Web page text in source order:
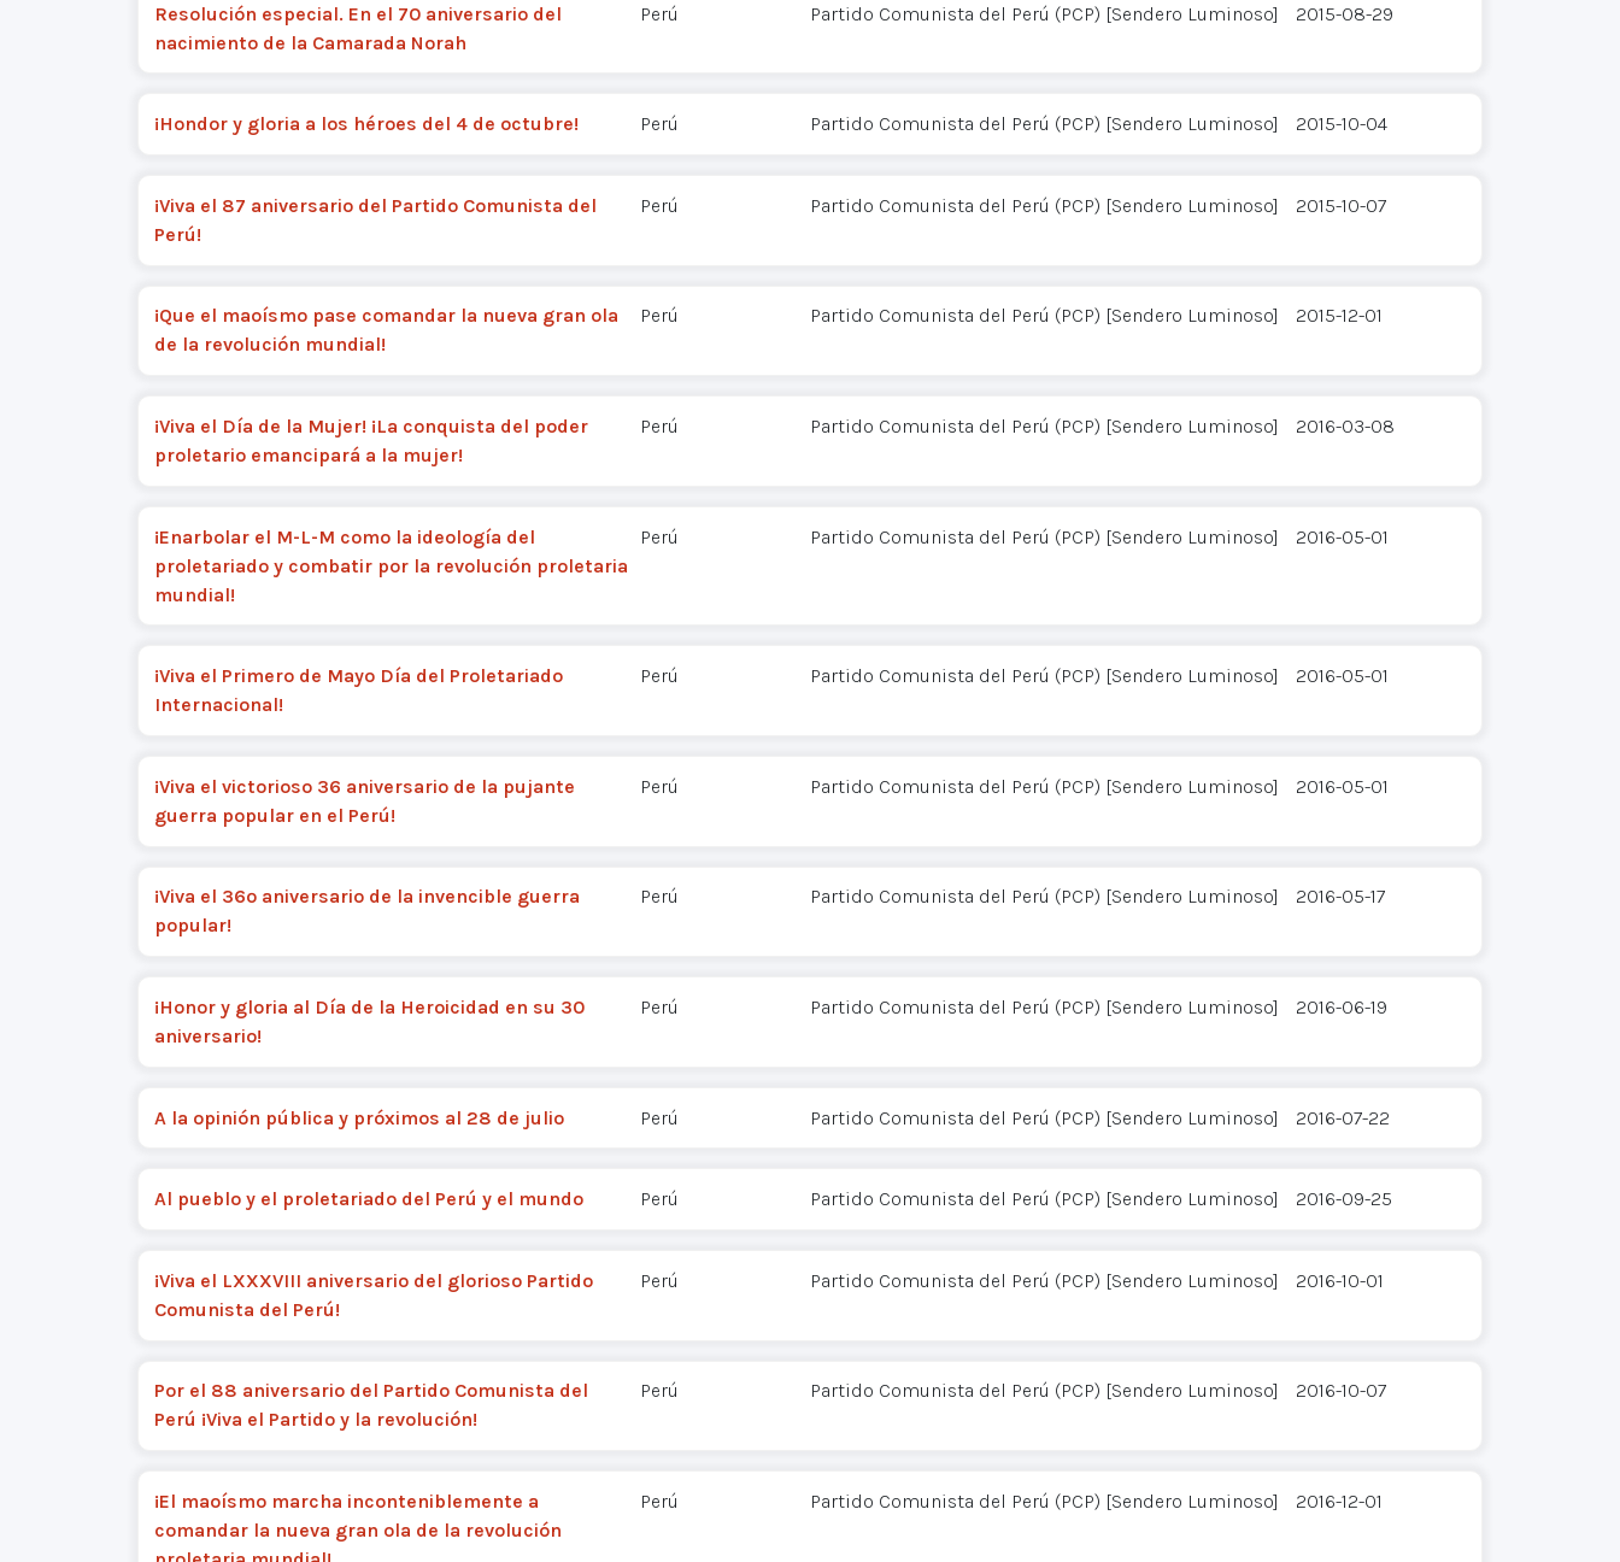
Resolución especial. En el 70 aniversario del
nacimiento de la Camarada Norah
Perú Partido Comunista del Perú (PCP) [Sendero Luminoso] 2015-08-29
¡Hondor y gloria a los héroes del 4 de octubre! Perú Partido Comunista del Perú (PCP) [Sendero Luminoso] 2015-10-04
¡Viva el 87 aniversario del Partido Comunista del
Perú!
Perú Partido Comunista del Perú (PCP) [Sendero Luminoso] 2015-10-07
¡Que el maoísmo pase comandar la nueva gran ola
de la revolución mundial!
Perú Partido Comunista del Perú (PCP) [Sendero Luminoso] 2015-12-01
¡Viva el Día de la Mujer! ¡La conquista del poder
proletario emancipará a la mujer!
Perú Partido Comunista del Perú (PCP) [Sendero Luminoso] 2016-03-08
¡Enarbolar el M-L-M como la ideología del
proletariado y combatir por la revolución proletaria
mundial!
Perú Partido Comunista del Perú (PCP) [Sendero Luminoso] 2016-05-01
¡Viva el Primero de Mayo Día del Proletariado
Internacional!
Perú Partido Comunista del Perú (PCP) [Sendero Luminoso] 2016-05-01
¡Viva el victorioso 36 aniversario de la pujante
guerra popular en el Perú!
Perú Partido Comunista del Perú (PCP) [Sendero Luminoso] 2016-05-01
¡Viva el 36º aniversario de la invencible guerra
popular!
Perú Partido Comunista del Perú (PCP) [Sendero Luminoso] 2016-05-17
¡Honor y gloria al Día de la Heroicidad en su 30
aniversario!
Perú Partido Comunista del Perú (PCP) [Sendero Luminoso] 2016-06-19
A la opinión pública y próximos al 28 de julio Perú Partido Comunista del Perú (PCP) [Sendero Luminoso] 2016-07-22
Al pueblo y el proletariado del Perú y el mundo Perú Partido Comunista del Perú (PCP) [Sendero Luminoso] 2016-09-25
¡Viva el LXXXVIII aniversario del glorioso Partido
Comunista del Perú!
Perú Partido Comunista del Perú (PCP) [Sendero Luminoso] 2016-10-01
Por el 88 aniversario del Partido Comunista del
Perú ¡Viva el Partido y la revolución!
Perú Partido Comunista del Perú (PCP) [Sendero Luminoso] 2016-10-07
¡El maoísmo marcha inconteniblemente a
comandar la nueva gran ola de la revolución
Perú Partido Comunista del Perú (PCP) [Sendero Luminoso] 2016-12-01